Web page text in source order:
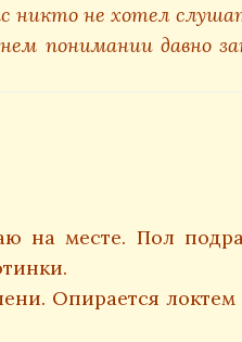
не хотел
понимании давно
на месте. Пол
Опирается